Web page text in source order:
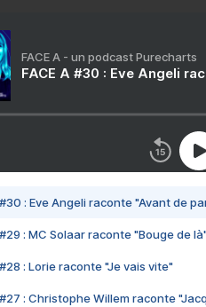
FACE A - un podcast Purecharts
FACE A #30 : Eve Angeli
#30 : Eve Angeli raconte "Avant de
#29 : MC Solaar raconte "Bouge de là"
#28 : Lorie raconte "Je vais vite"
#27 : Christophe Willem raconte